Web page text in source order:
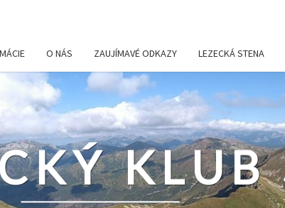
O NÁS ZAUJÍMAVÉ ODKAZY LEZECKÁ STENA
KLUB